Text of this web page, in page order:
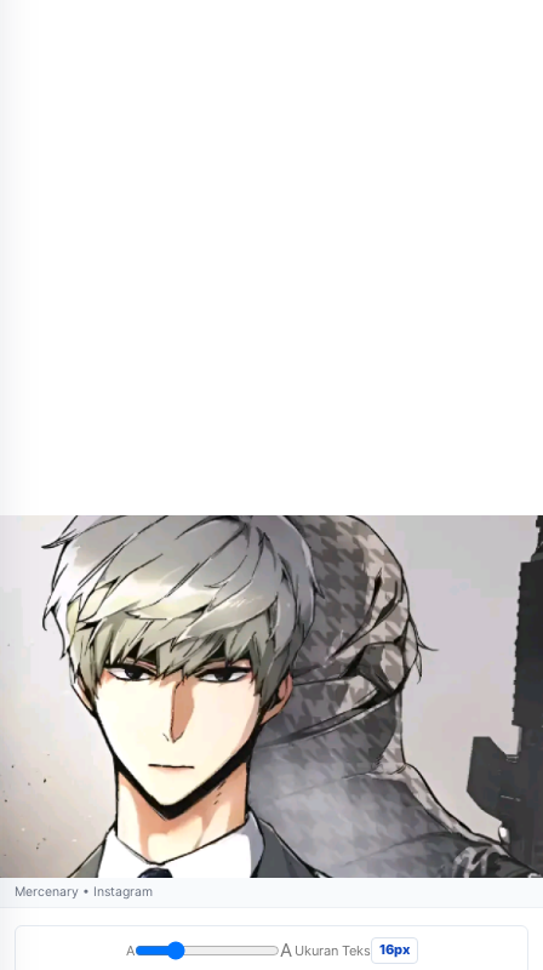
Mercenary • Instagram
A A Ukuran Teks 16px